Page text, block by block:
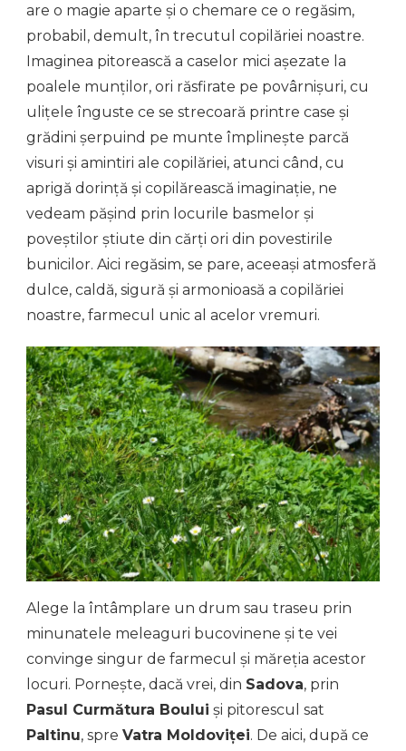
are o magie aparte și o chemare ce o regăsim,
probabil, demult, în trecutul copilăriei noastre.
Imaginea pitorească a caselor mici așezate la
poalele munților, ori răsfirate pe povârnișuri, cu
ulițele înguste ce se strecoară printre case și
grădini șerpuind pe munte împlinește parcă
visuri și amintiri ale copilăriei, atunci când, cu
aprigă dorință și copilărească imaginație, ne
vedeam pășind prin locurile basmelor și
poveștilor știute din cărți ori din povestirile
bunicilor. Aici regăsim, se pare, aceeași atmosferă
dulce, caldă, sigură și armonioasă a copilăriei
noastre, farmecul unic al acelor vremuri.
Alege la întâmplare un drum sau traseu prin
minunatele meleaguri bucovinene și te vei
convinge singur de farmecul și măreția acestor
locuri. Pornește, dacă vrei, din Sadova, prin
Pasul Curmătura Boului și pitorescul sat
Paltinu, spre Vatra Moldoviței. De aici, după ce